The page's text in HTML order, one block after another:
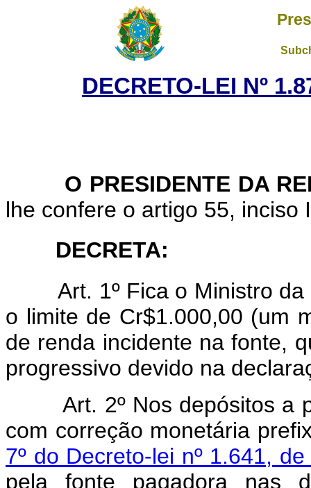
DECRETO-LEI Nº
O PRESIDENTE DA
lhe confere o artigo 55, inciso
DECRETA:
Art. 1º Fica o Ministro
o limite de Cr$1.000,00 (um
de renda incidente na fonte,
progressivo devido na
Art. 2º Nos depósitos a
com correção monetária
7º do Decreto-lei nº 1.641,
pela fonte pagadora nas